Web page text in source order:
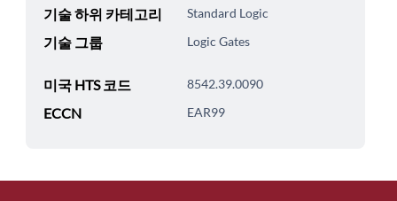
기술 하위 카테고리 Standard Logic
기술 그룹 Logic Gates
미국 HTS 코드 8542.39.0090
ECCN EAR99